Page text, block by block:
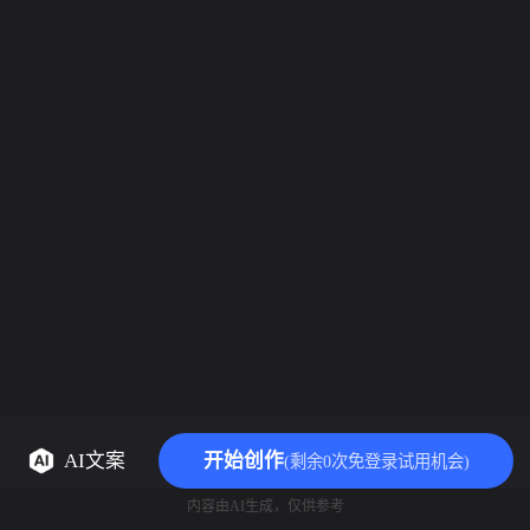
AI文案 开始创作(剩余0次免登录试用机会)
内容由AI生成，仅供参考